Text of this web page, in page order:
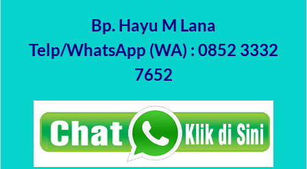
Bp. Hayu M Lana
Telp/WhatsApp (WA) : 0852 3332
7652